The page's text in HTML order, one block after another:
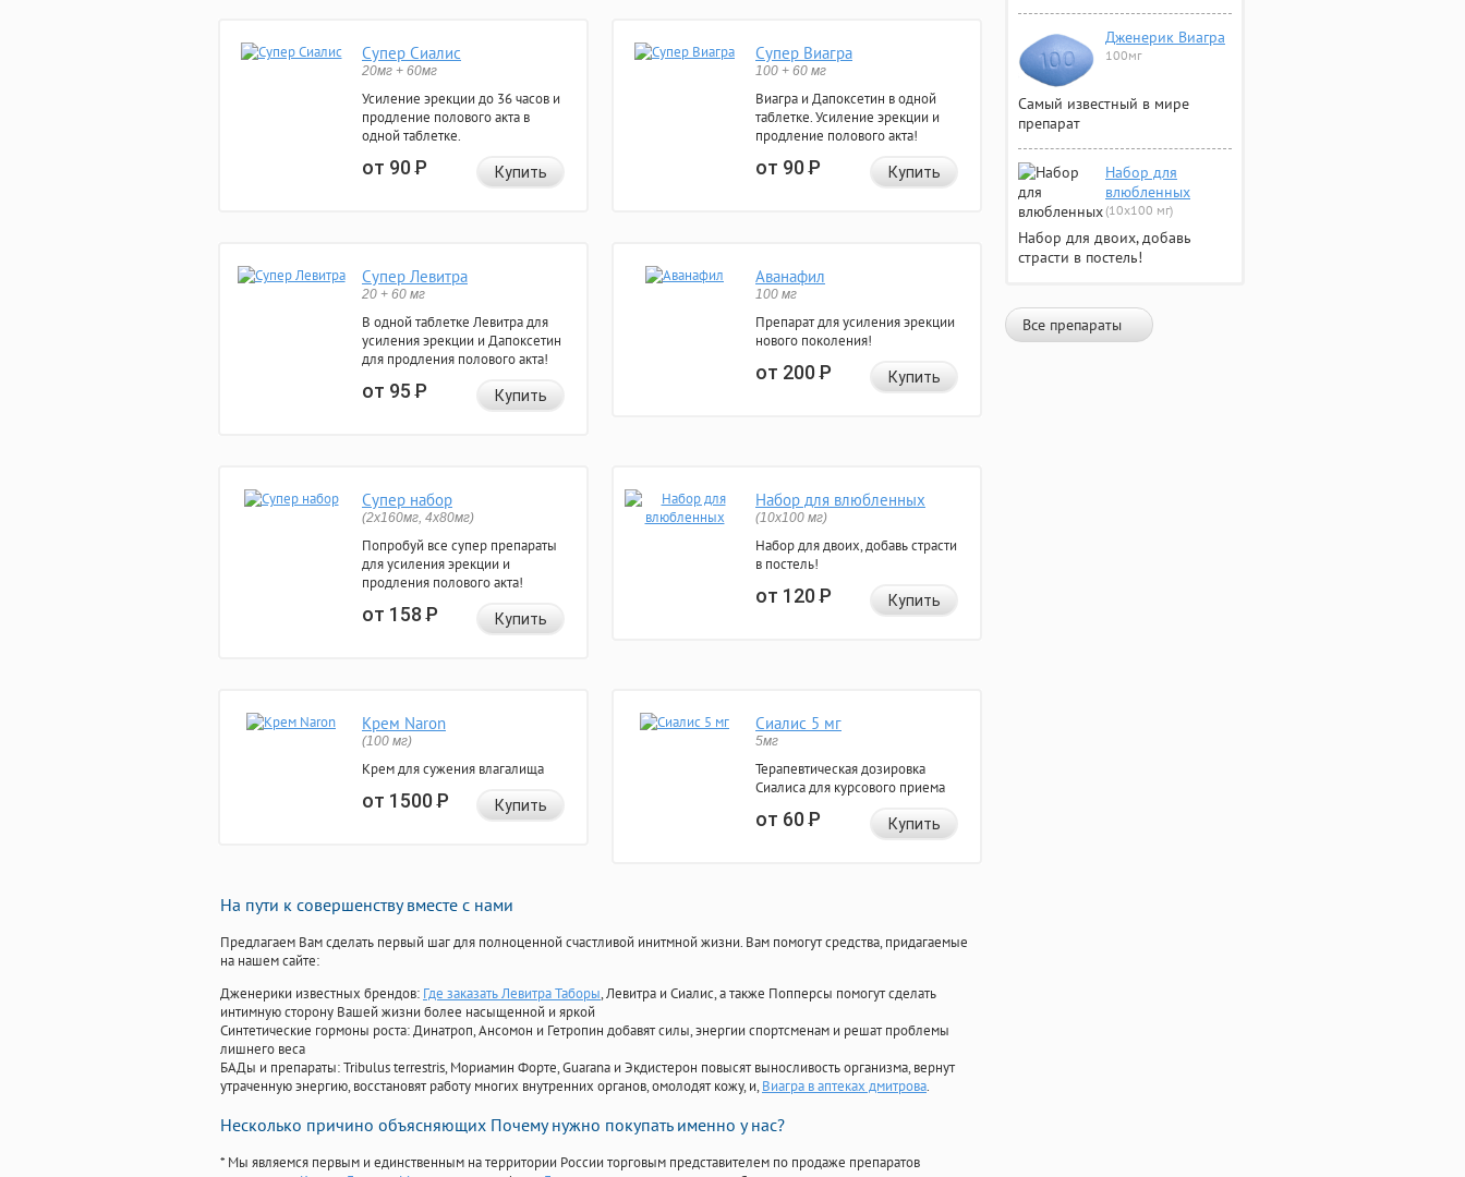
Супер Сиалис
20мг + 60мг
Усиление эрекции до 36 часов и
продление полового акта в
одной таблетке.
от 90Р Купить
Супер Виагра
100 + 60 мг
Виагра и Дапоксетин в одной
таблетке. Усиление эрекции и
продление полового акта!
от 90Р Купить
Супер Левитра
20 + 60 мг
В одной таблетке Левитра для
усиления эрекции и Дапоксетин
для продления полового акта!
от 95Р Купить
Аванафил
100 мг
Препарат для усиления эрекции
нового поколения!
от 200Р Купить
Супер набор
(2х160мг, 4х80мг)
Попробуй все супер препараты
для усиления эрекции и
продления полового акта!
от 158Р Купить
Набор для влюбленных
(10х100 мг)
Набор для двоих, добавь страсти
в постель!
от 120Р Купить
Крем Naron
(100 мг)
Крем для сужения влагалища
от 1500Р Купить
Сиалис 5 мг
5мг
Терапевтическая дозировка
Сиалиса для курсового приема
от 60Р Купить
На пути к совершенству вместе с нами
Предлагаем Вам сделать первый шаг для полноценной счастливой инитмной жизни. Вам помогут средства, придагаемые
на нашем сайте:
Дженерики известных брендов: Где заказать Левитра Таборы, Левитра и Сиалис, а также Попперсы помогут сделать
интимную сторону Вашей жизни более насыщенной и яркой
Синтетические гормоны роста: Динатроп, Ансомон и Гетропин добавят силы, энергии спортсменам и решат проблемы
лишнего веса
БАДы и препараты:Tribulus terrestris, Мориамин Форте, Guarana и Экдистерон повысят выносливость организма, вернут
утраченную энергию, восстановят работу многих внутренних органов, омолодят кожу, и, Виагра в аптеках дмитрова.
Несколько причино объясняющих Почему нужно покупать именно у нас?
* Мы являемся первым и единственным на территории России торговым представителем по продаже препаратов
Дженерик Виагра
100мг
Самый известный в мире
препарат
Набор для
влюбленных
(10х100 мг)
Набор для двоих, добавь
страсти в постель!
Все препараты